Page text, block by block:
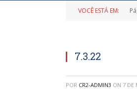
VOCÊ ESTÁ EM:
7.3.22
POR CR2-ADMIN3 ON 7 DE